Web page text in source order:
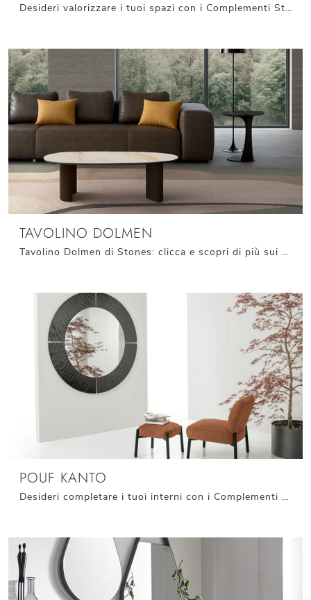
Desideri valorizzare i tuoi spazi con i Complementi Stones? Ti presentiamo molteplici modelli di tavolini in vetro come Tavolino Marissa.
TAVOLINO DOLMEN
Tavolino Dolmen di Stones: clicca e scopri di più sui Complementi e tavolini moderni in ceramica del rinomato brand!
POUF KANTO
Desideri completare i tuoi interni con i Complementi Target Point? Ecco qui differenti modelli di pouf in tessuto come Pouf Kanto.